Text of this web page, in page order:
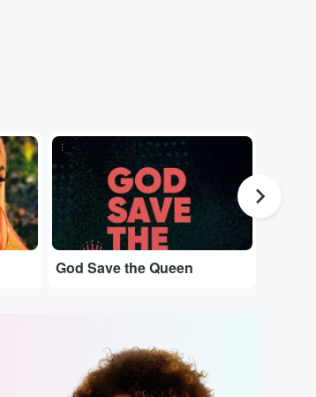
...
God Save the Queen